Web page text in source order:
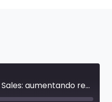
#Ep.6 | Série Seven Summit 2023 – Inside Sales: aumentando resultados